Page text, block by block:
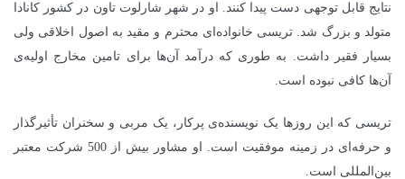
نتایج قابل توجهی دست پیدا کنند. او در شهر شارلوت تاون در کشور کانادا
متولد و بزرگ شد. تریسی خانواده‌ای محترم و مقید به اصول اخلاقی ولی
بسیار فقیر داشت. به طوری که درآمد آن‌ها برای تامین مخارج اولیه‌ی
آن‌ها کافی نبوده است.
تریسی که این روزها یک نویسنده‌ی پرکار، یک مربی و سخنران تأثیرگذار
و حرفه‌ای در زمینه موفقیت است. او مشاور بیش از 500 شرکت معتبر
بین‌المللی است.